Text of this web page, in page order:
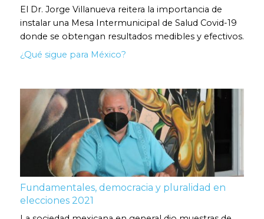
El Dr. Jorge Villanueva reitera la importancia de
instalar una Mesa Intermunicipal de Salud Covid-19
donde se obtengan resultados medibles y efectivos.
¿Qué sigue para México?
Fundamentales, democracia y pluralidad en
elecciones 2021